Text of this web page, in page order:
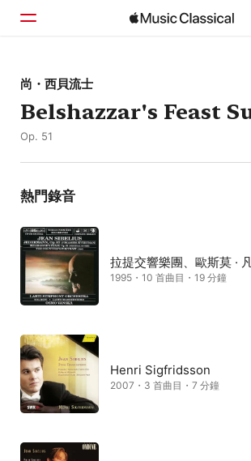
首頁
瀏覽
尚・西貝流士
Belshazzar's Feast
Op. 51
熱門錄音
拉提交響樂團、歐斯莫 ·
1995・10 首曲目・19 分鐘
Henri Sigfridsson
2007・3 首曲目・7 分鐘